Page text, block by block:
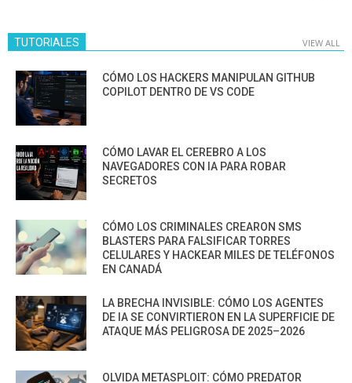
TUTORIALES VIEW ALL
CÓMO LOS HACKERS MANIPULAN GITHUB
COPILOT DENTRO DE VS CODE
CÓMO LAVAR EL CEREBRO A LOS
NAVEGADORES CON IA PARA ROBAR
SECRETOS
CÓMO LOS CRIMINALES CREARON SMS
BLASTERS PARA FALSIFICAR TORRES
CELULARES Y HACKEAR MILES DE TELÉFONOS
EN CANADÁ
LA BRECHA INVISIBLE: CÓMO LOS AGENTES
DE IA SE CONVIRTIERON EN LA SUPERFICIE DE
ATAQUE MÁS PELIGROSA DE 2025–2026
OLVIDA METASPLOIT: CÓMO PREDATOR